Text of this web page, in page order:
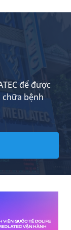
niệu. Việc nắm
tượng mất nước,
lý tiềm ẩn
để được
chữa bệnh